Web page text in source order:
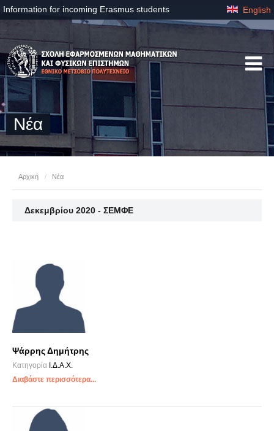
Information for incoming Erasmus students English
Νέα
Αρχική / Νέα
Δεκεμβρίου 2020 - ΣΕΜΦΕ
Ψάρρης Δημήτρης
Κατηγορία Ι.Δ.Α.Χ.
Διαβάστε περισσότερα...